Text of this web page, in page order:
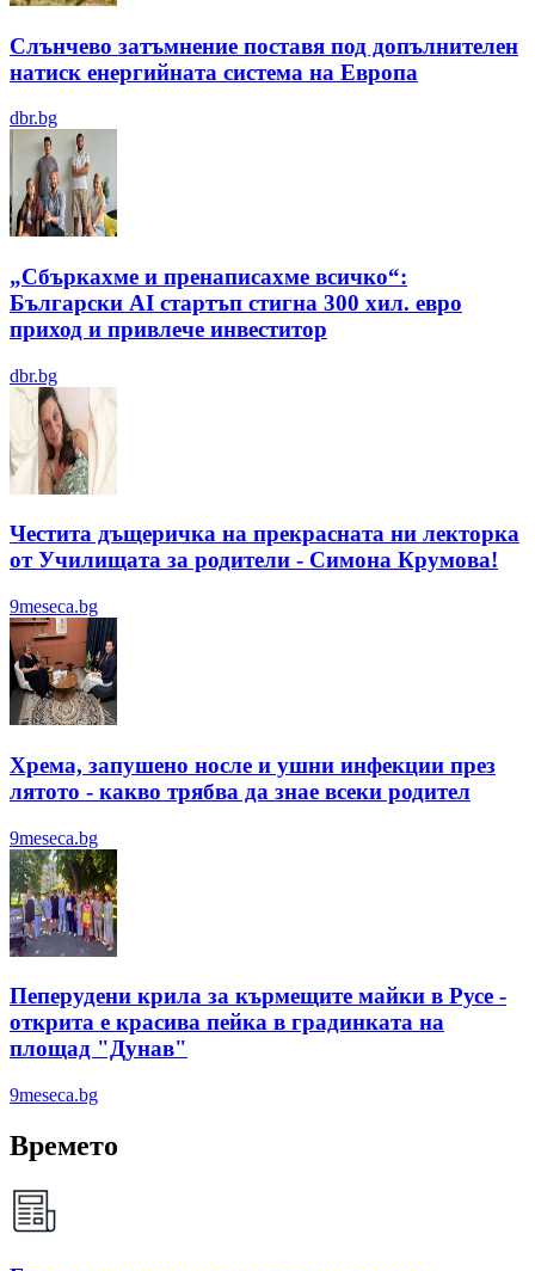
Слънчево затъмнение поставя под допълнителен
натиск енергийната система на Европа
dbr.bg
„Сбъркахме и пренаписахме всичко“:
Български AI стартъп стигна 300 хил. евро
приход и привлече инвеститор
dbr.bg
Честита дъщеричка на прекрасната ни лекторка
от Училищата за родители - Симона Крумова!
9meseca.bg
Хрема, запушено носле и ушни инфекции през
лятотo - какво трябва да знае всеки родител
9meseca.bg
Пеперудени крила за кърмещите майки в Русе -
открита е красива пейка в градинката на
площад "Дунав"
9meseca.bg
Времето